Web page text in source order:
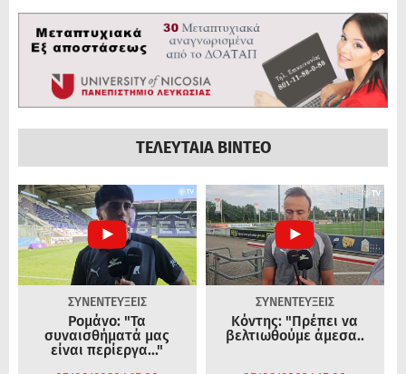
ΤΕΛΕΥΤΑΙΑ ΒΙΝΤΕΟ
ΣΥΝΕΝΤΕΥΞΕΙΣ
Ρομάνο: "Τα
συναισθήματά μας
είναι περίεργα..."
ΣΥΝΕΝΤΕΥΞΕΙΣ
Κόντης: "Πρέπει να
βελτιωθούμε άμεσα..